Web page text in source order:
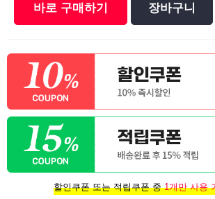
바로 구매하기 장바구니
할인쿠폰 또는 적립쿠폰 중1개만 사용